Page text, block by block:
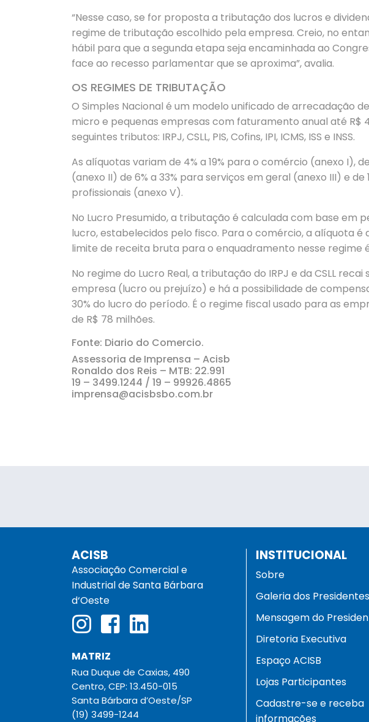
“Nesse caso, se for proposta a tributação dos lucros e
regime de tributação escolhido pela empresa. Creio, no
hábil para que a segunda etapa seja encaminhada ao
face ao recesso parlamentar que se aproxima”, avalia.
OS REGIMES DE TRIBUTAÇÃO
O Simples Nacional é um modelo unificado de arrecadação
micro e pequenas empresas com faturamento anual até R$
seguintes tributos: IRPJ, CSLL, PIS, Cofins, IPI, ICMS, ISS e INSS.
As alíquotas variam de 4% a 19% para o comércio (anexo I),
(anexo II) de 6% a 33% para serviços em geral (anexo III) e de
profissionais (anexo V).
No Lucro Presumido, a tributação é calculada com base em
lucro, estabelecidos pelo fisco. Para o comércio, a alíquota é
limite de receita bruta para o enquadramento nesse regime
No regime do Lucro Real, a tributação do IRPJ e da CSLL
empresa (lucro ou prejuízo) e há a possibilidade de
30% do lucro do período. É o regime fiscal usado para as
de R$ 78 milhões.
Fonte: Diario do Comercio.
Assessoria de Imprensa – Acisb
Ronaldo dos Reis – MTB: 22.991
19 – 3499.1244 / 19 – 99926.4865
imprensa@acisbsbo.com.br
ACISB
Associação Comercial e
Industrial de Santa Bárbara
d‘Oeste
MATRIZ
Rua Duque de Caxias, 490
Centro, CEP: 13.450-015
Santa Bárbara d’Oeste/SP
(19) 3499-1244
INSTITUCIONAL
Sobre
Galeria dos Presidentes
Mensagem do
Diretoria Executiva
Espaço ACISB
Lojas Participantes
Cadastre-se e receba
informações